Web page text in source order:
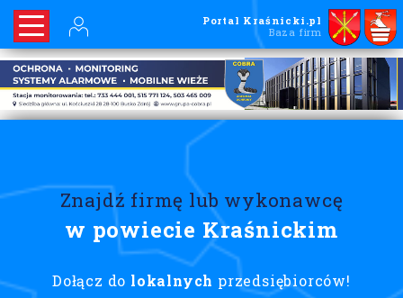
Portal Kraśnicki.pl
Baza firm
Znajdź firmę lub wykonawcę
w powiecie Kraśnickim
Dołącz do lokalnych przedsiębiorców!